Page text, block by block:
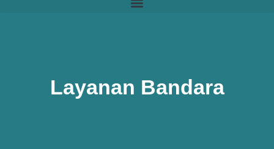
Layanan Bandara